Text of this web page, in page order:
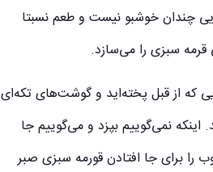
چندان خوشبو نیست و طعم نسبتا
سبزی را می‌سازد.
که از قبل پخته‌اید و گوشت‌های تکه‌ای
اینکه نمی‌گوییم بپزد و می‌گوییم جا
برای جا افتادن قورمه سبزی صبر